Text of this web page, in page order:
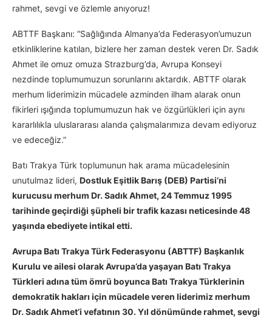
rahmet, sevgi ve özlemle anıyoruz!
ABTTF Başkanı: “Sağlığında Almanya’da Federasyon’umuzun
etkinliklerine katılan, bizlere her zaman destek veren Dr. Sadık
Ahmet ile omuz omuza Strazburg’da, Avrupa Konseyi
nezdinde toplumumuzun sorunlarını aktardık. ABTTF olarak
merhum liderimizin mücadele azminden ilham alarak onun
fikirleri ışığında toplumumuzun hak ve özgürlükleri için aynı
kararlılıkla uluslararası alanda çalışmalarımıza devam ediyoruz
ve edeceğiz.”
Batı Trakya Türk toplumunun hak arama mücadelesinin
unutulmaz lideri, Dostluk Eşitlik Barış (DEB) Partisi’ni
kurucusu merhum Dr. Sadık Ahmet, 24 Temmuz 1995
tarihinde geçirdiği şüpheli bir trafik kazası neticesinde 48
yaşında ebediyete intikal etti.
Avrupa Batı Trakya Türk Federasyonu (ABTTF) Başkanlık
Kurulu ve ailesi olarak Avrupa’da yaşayan Batı Trakya
Türkleri adına tüm ömrü boyunca Batı Trakya Türklerinin
demokratik hakları için mücadele veren liderimiz merhum
Dr. Sadık Ahmet’i vefatının 30. Yıl dönümünde rahmet, sevgi